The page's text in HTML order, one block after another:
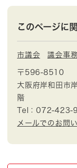
このページに
市議会 議会事
〒596-8510
大阪府岸和田市
階
Tel：072-423-
メールでのお問